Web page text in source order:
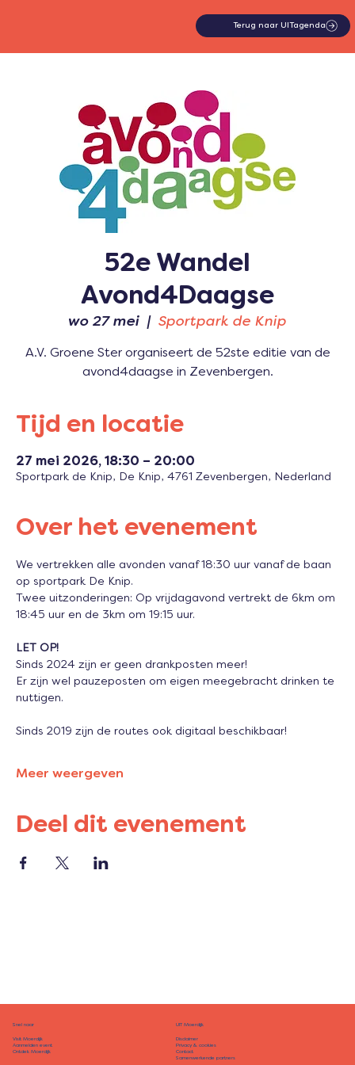
Terug naar UITagenda
52e Wandel
Avond4Daagse
wo 27 mei
  |
Sportpark de Knip
A.V. Groene Ster organiseert de 52ste editie van de
avond4daagse in Zevenbergen.
Tijd en locatie
27 mei 2026, 18:30 – 20:00
Sportpark de Knip, De Knip, 4761 Zevenbergen, Nederland
Over het evenement
We vertrekken alle avonden vanaf 18:30 uur vanaf de baan
op sportpark De Knip.
Twee uitzonderingen: Op vrijdagavond vertrekt de 6km om
18:45 uur en de 3km om 19:15 uur.
LET OP!
Sinds 2024 zijn er geen drankposten meer!
Er zijn wel pauzeposten om eigen meegebracht drinken te
nuttigen.
Sinds 2019 zijn de routes ook digitaal beschikbaar!
Meer weergeven
Deel dit evenement
Snel naar
Visit Moerdijk
Aanmelden event
Ontdek Moerdijk
UIT Moerdijk
Disclaimer
Privacy & cookies
Contact
Samenwerkende partners